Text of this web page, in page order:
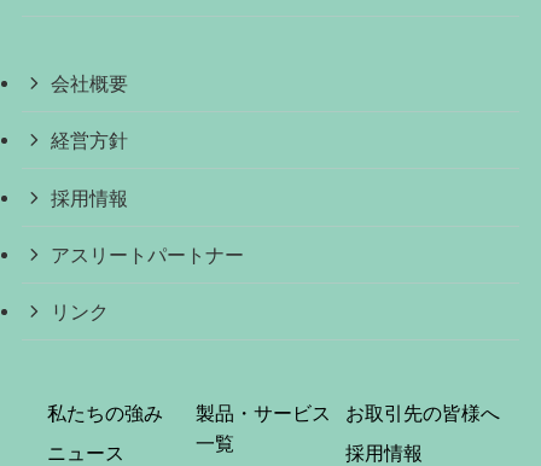
会社概要
経営方針
採用情報
アスリートパートナー
リンク
私たちの強み
ニュース
製品・サービス
一覧
お取引先の皆様へ
採用情報